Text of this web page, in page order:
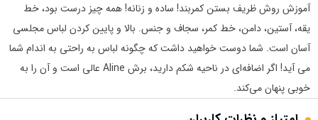
آموزش روش ظریف بستن کمربند! ساده و زنانه! همه چیز درست بود، خط
یقه، آستین، دامن، خط کمر، سجاف و جنس. بالا و پایین کردن لباس مجلسی
آسان است. شما دوست خواهید داشت که چگونه لباس به راحتی به اندام شما
می آید! اگر اضافه‌ای در ناحیه شکم دارید، برش Aline عالی است و آن را به
خوبی پنهان می‌کند.